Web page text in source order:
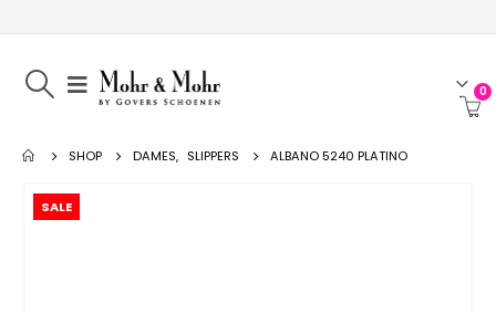
0
SHOP DAMES, SLIPPERS ALBANO 5240 PLATINO
SALE